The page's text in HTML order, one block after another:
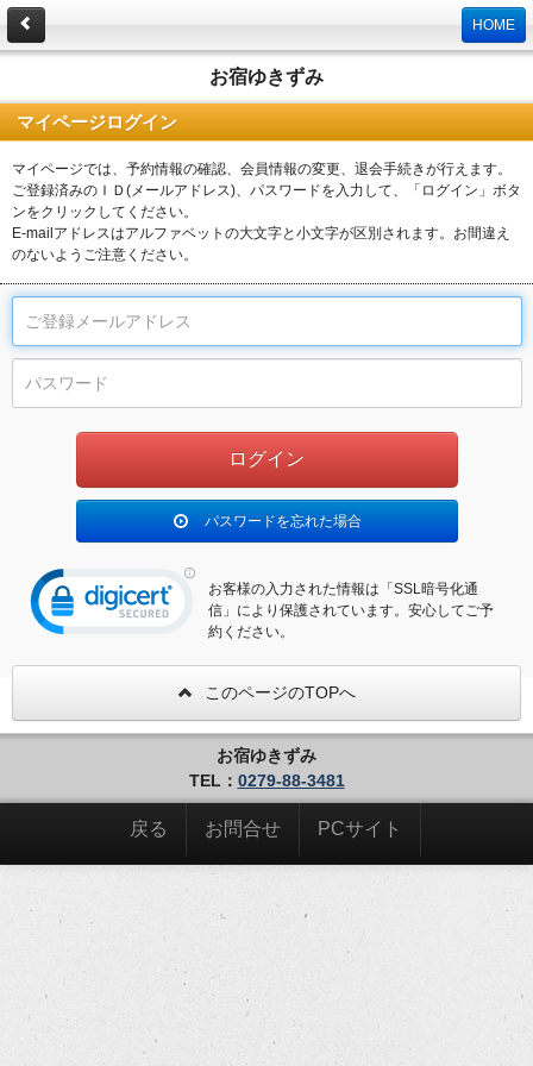
HOME
お宿ゆきずみ
マイページログイン
マイページでは、予約情報の確認、会員情報の変更、退会手続きが行えます。
ご登録済みのＩＤ(メールアドレス)、パスワードを入力して、「ログイン」ボタ
ンをクリックしてください。
E-mailアドレスはアルファベットの大文字と小文字が区別されます。お間違え
のないようご注意ください。
パスワードを忘れた場合
お客様の入力された情報は「SSL暗号化通
信」により保護されています。安心してご予
約ください。
このページのTOPへ
お宿ゆきずみ
TEL： 0279-88-3481
戻る お問合せ PCサイト